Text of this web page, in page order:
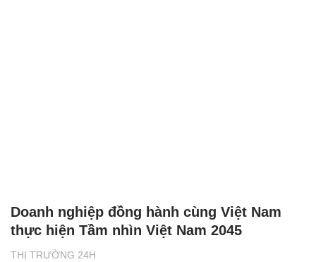
THỊ TRƯỜNG 24H
Doanh nghiệp đồng hành cùng Việt Nam
thực hiện Tầm nhìn Việt Nam 2045